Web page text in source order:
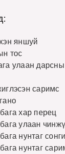
яншуй
тос
улаан дарсны
саримс
хар перец
улаан
нунтаг
нунтаг